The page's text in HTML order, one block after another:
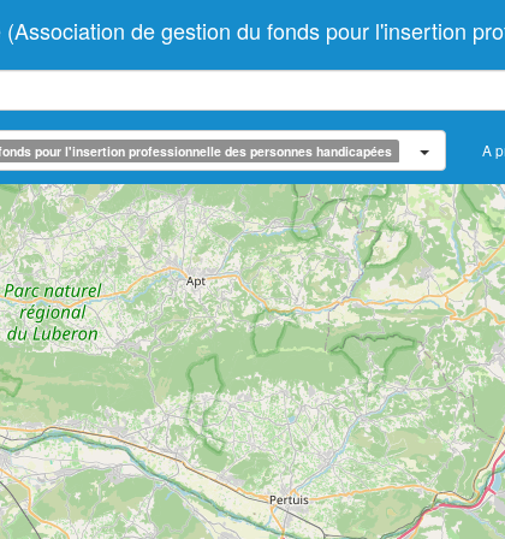
de gestion du fonds pour l'insertion
pour l'insertion professionnelle des personnes handicapées A